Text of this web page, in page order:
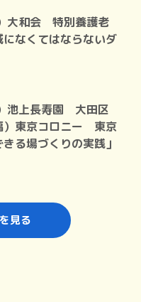
見る
大和会 特別養護老
なくてはならないダ
池上長寿園 大田区
）東京コロニー 東京
る場づくりの実践」